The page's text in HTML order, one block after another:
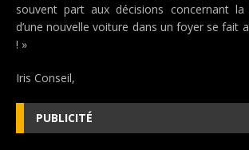
souvent part aux décisions concernant
d’une nouvelle voiture dans un foyer se fait
! »
Iris Conseil,
PUBLICITÉ